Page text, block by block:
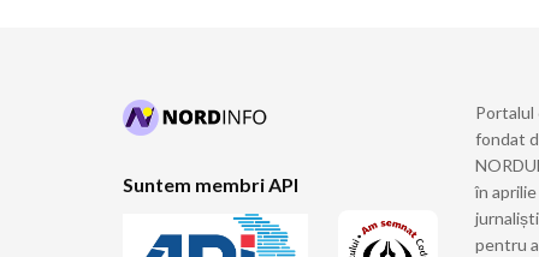
Suntem membri API
Portalul
fondat
în
pentru